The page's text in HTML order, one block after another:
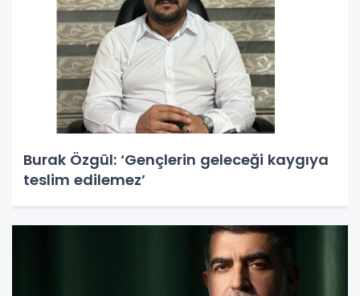
Burak Özgül: ‘Gençlerin geleceği kaygıya
teslim edilemez’